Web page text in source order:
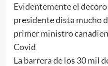
Evidentemente el
presidente dista mucho
primer ministro
Covid
La barrera de los 30 mil